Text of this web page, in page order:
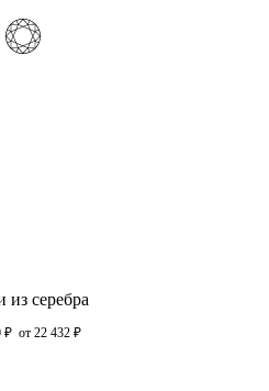
из серебра
₽ от 22 432 ₽